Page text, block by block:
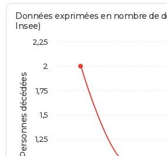
Personnes décédées
Données exprimées en nombre de
Insee)
1,25
1,5
1,75
2
2,25